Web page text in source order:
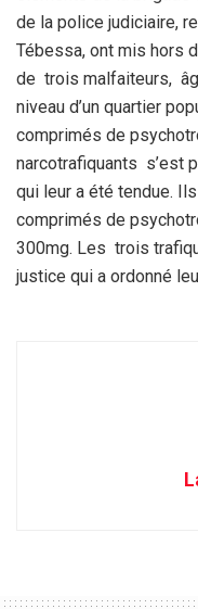
de la police judiciaire,
Tébessa, ont mis hors
de trois malfaiteurs,
niveau d’un quartier
comprimés de
narcotrafiquants s’est
qui leur a été tendue.
comprimés de
300mg. Les trois
justice qui a ordonné